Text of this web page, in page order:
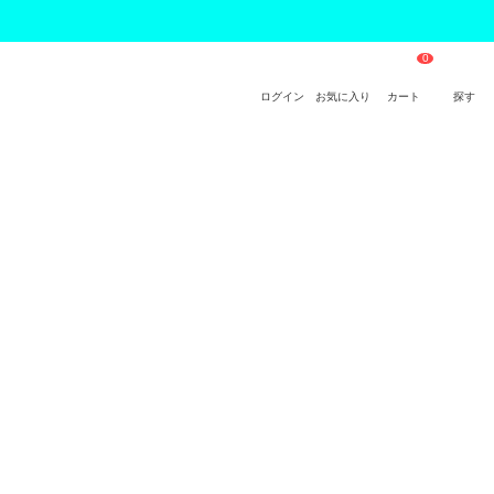
ログイン お気に入り カート 探す